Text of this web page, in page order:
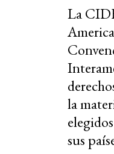
La
la
sus